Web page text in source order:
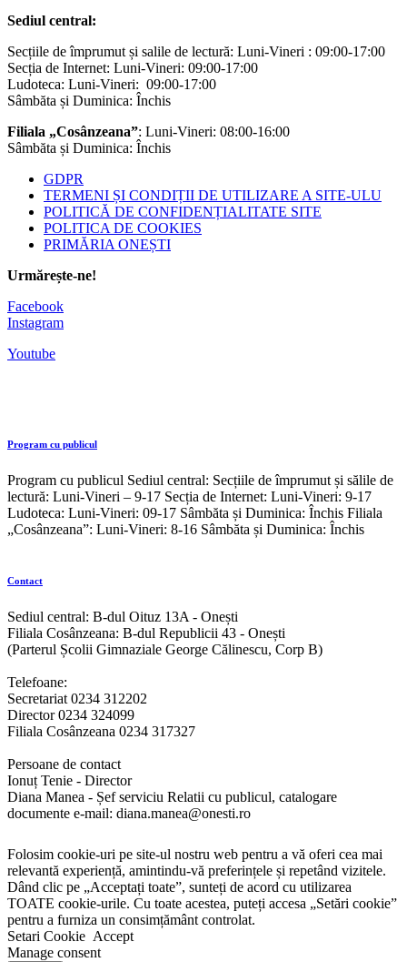
Sediul central:
Secțiile de împrumut și salile de lectură: Luni-Vineri : 09:00-17:00
Secția de Internet: Luni-Vineri: 09:00-17:00
Ludoteca: Luni-Vineri: 09:00-17:00
Sâmbăta și Duminica: Închis
Filiala „Cosânzeana”: Luni-Vineri: 08:00-16:00
Sâmbăta și Duminica: Închis
GDPR
TERMENI ȘI CONDIȚII DE UTILIZARE A SITE-ULU
POLITICĂ DE CONFIDENȚIALITATE SITE
POLITICA DE COOKIES
PRIMĂRIA ONEȘTI
Urmărește-ne!
Facebook
Instagram
Youtube
Program cu publicul
Program cu publicul Sediul central: Secțiile de împrumut și sălile de
lectură: Luni-Vineri – 9-17 Secția de Internet: Luni-Vineri: 9-17
Ludoteca: Luni-Vineri: 09-17 Sâmbăta și Duminica: Închis Filiala
„Cosânzeana”: Luni-Vineri: 8-16 Sâmbăta și Duminica: Închis
Contact
Sediul central: B-dul Oituz 13A - Onești
Filiala Cosânzeana: B-dul Republicii 43 - Onești
(Parterul Școlii Gimnaziale George Călinescu, Corp B)
Telefoane:
Secretariat 0234 312202
Director 0234 324099
Filiala Cosânzeana 0234 317327
Persoane de contact
Ionuț Tenie - Director
Diana Manea - Șef serviciu Relatii cu publicul, catalogare
documente e-mail: diana.manea@onesti.ro
Folosim cookie-uri pe site-ul nostru web pentru a vă oferi cea mai
relevantă experiență, amintindu-vă preferințele și repetând vizitele.
Dând clic pe „Acceptați toate”, sunteți de acord cu utilizarea
TOATE cookie-urile. Cu toate acestea, puteți accesa „Setări cookie”
pentru a furniza un consimțământ controlat.
Setari Cookie Accept
Manage consent